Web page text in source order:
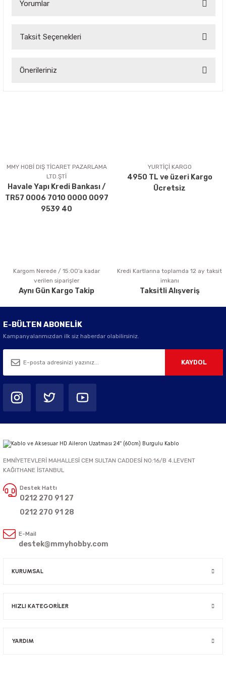
Yorumlar
Taksit Seçenekleri
Önerileriniz
Ürün açıklamasında eksik bilgiler bulunuyor.
Ürün bilgilerinde hatalar bulunuyor.
Ürün fiyatı diğer sitelerden daha pahalı.
Bu ürüne benzer farklı alternatifler olmalı.
Gönder
MMY HOBİ DIŞ TİCARET PAZARLAMA
LTD.ŞTİ
Havale Yapı Kredi Bankası /
TR57 0006 7010 0000 0097
9539 40
YURTİÇİ KARGO
4950 TL ve üzeri Kargo
Ücretsiz
Kargom Nerede / 15:00’a kadar
verilen siparişler
Aynı Gün Kargo Takip
Kredi Kartlarına toplamda 12 ay taksit
imkanı
Taksitli Alışveriş
E-BÜLTEN ABONELİK
Kampanyalarımızdan ilk siz haberdar olabilirsiniz.
KAYDOL
EMNİYETEVLERİ MAHALLESİ CEM SULTAN CADDESİ NO:16/B 4.LEVENT
KAĞITHANE İSTANBUL
Destek Hattı
0212 270 91 27
0212 270 91 28
E-Mail
destek@mmyhobby.com
KURUMSAL
HIZLI KATEGORİLER
YARDIM